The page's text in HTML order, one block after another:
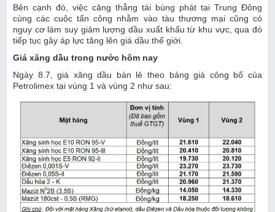
Bên cạnh đó, việc căng thẳng tái bùng phát tại Trung Đông
cùng các cuộc tấn công nhằm vào tàu thương mại cũng có
nguy cơ làm suy giảm lượng dầu xuất khẩu từ khu vực, qua đó
tiếp tục gây áp lực tăng lên giá dầu thế giới.
Giá xăng dầu trong nước hôm nay
Ngày 8.7, giá xăng dầu bán lẻ theo bảng giá công bố của
Petrolimex tại vùng 1 và vùng 2 như sau: